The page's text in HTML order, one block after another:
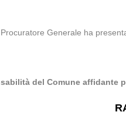
Generale ha
del Comune affidante